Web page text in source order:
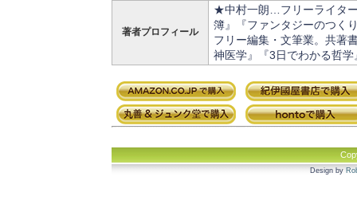
著者プロフィール
★中村一朗…フリーライタ
簿』『ファンタジーのつ
フリー編集・文筆業。共著
神医学』『3日でわかる哲学
Design by